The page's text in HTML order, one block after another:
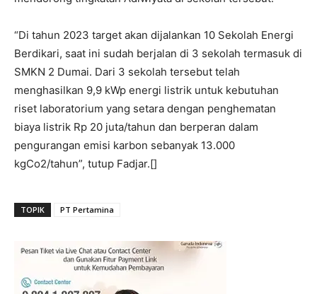
“Di tahun 2023 target akan dijalankan 10 Sekolah Energi
Berdikari, saat ini sudah berjalan di 3 sekolah termasuk di
SMKN 2 Dumai. Dari 3 sekolah tersebut telah
menghasilkan 9,9 kWp energi listrik untuk kebutuhan
riset laboratorium yang setara dengan penghematan
biaya listrik Rp 20 juta/tahun dan berperan dalam
pengurangan emisi karbon sebanyak 13.000
kgCo2/tahun”, tutup Fadjar.[]
TOPIK PT Pertamina